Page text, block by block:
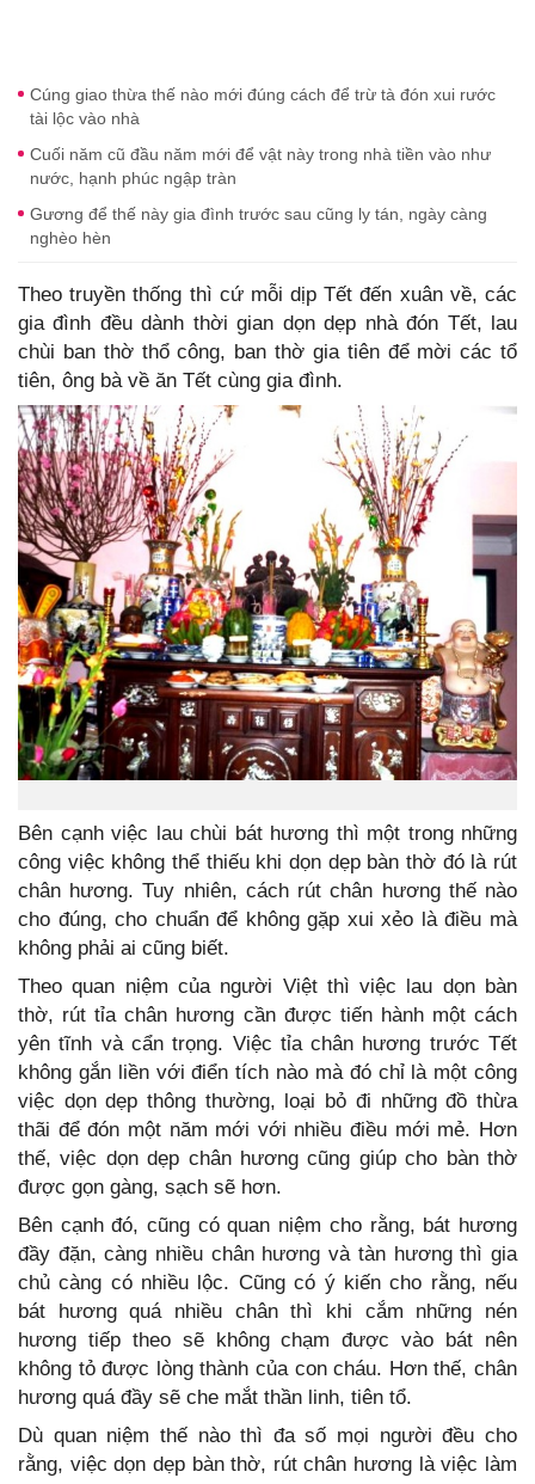
Cúng giao thừa thế nào mới đúng cách để trừ tà đón xui rước
tài lộc vào nhà
Cuối năm cũ đầu năm mới để vật này trong nhà tiền vào như
nước, hạnh phúc ngập tràn
Gương để thế này gia đình trước sau cũng ly tán, ngày càng
nghèo hèn
Theo truyền thống thì cứ mỗi dịp Tết đến xuân về, các
gia đình đều dành thời gian dọn dẹp nhà đón Tết, lau
chùi ban thờ thổ công, ban thờ gia tiên để mời các tổ
tiên, ông bà về ăn Tết cùng gia đình.
Bên cạnh việc lau chùi bát hương thì một trong những
công việc không thể thiếu khi dọn dẹp bàn thờ đó là rút
chân hương. Tuy nhiên, cách rút chân hương thế nào
cho đúng, cho chuẩn để không gặp xui xẻo là điều mà
không phải ai cũng biết.
Theo quan niệm của người Việt thì việc lau dọn bàn
thờ, rút tỉa chân hương cần được tiến hành một cách
yên tĩnh và cẩn trọng. Việc tỉa chân hương trước Tết
không gắn liền với điển tích nào mà đó chỉ là một công
việc dọn dẹp thông thường, loại bỏ đi những đồ thừa
thãi để đón một năm mới với nhiều điều mới mẻ. Hơn
thế, việc dọn dẹp chân hương cũng giúp cho bàn thờ
được gọn gàng, sạch sẽ hơn.
Bên cạnh đó, cũng có quan niệm cho rằng, bát hương
đầy đặn, càng nhiều chân hương và tàn hương thì gia
chủ càng có nhiều lộc. Cũng có ý kiến cho rằng, nếu
bát hương quá nhiều chân thì khi cắm những nén
hương tiếp theo sẽ không chạm được vào bát nên
không tỏ được lòng thành của con cháu. Hơn thế, chân
hương quá đầy sẽ che mắt thần linh, tiên tổ.
Dù quan niệm thế nào thì đa số mọi người đều cho
rằng, việc dọn dẹp bàn thờ, rút chân hương là việc làm